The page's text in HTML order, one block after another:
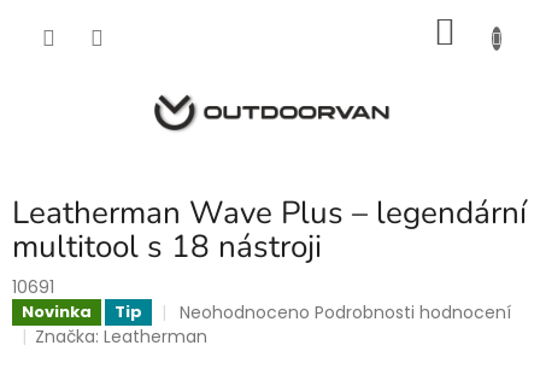
Leatherman Wave Plus – legendární
multitool s 18 nástroji
10691
Novinka Tip
Průměrné
hodnocení
Neohodnoceno Podrobnosti hodnocení
Značka:Leatherman